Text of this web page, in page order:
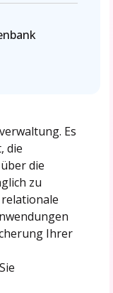
Es
die
die
zu
relationale
Ihrer